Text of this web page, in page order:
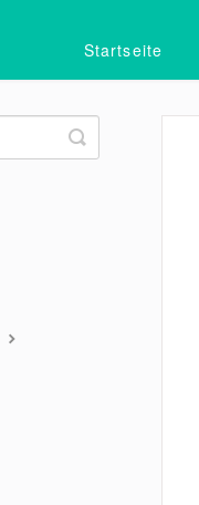
Startseite
Toggle
Search